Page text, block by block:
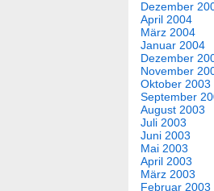
Dezember
April 2004
März 2004
Januar 2004
Dezember
November
Oktober 2003
September
August 2003
Juli 2003
Juni 2003
Mai 2003
April 2003
März 2003
Februar 2003